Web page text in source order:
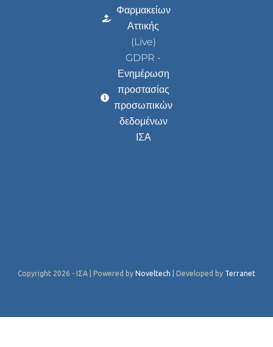
Φαρμακείων
Αττικής
(Live)
GDPR -
Ενημέρωση
προστασίας
προσωπικών
δεδομένων
ΙΣΑ
Copyright 2026 - ΙΣΑ | Powered by Noveltech | Developed by Terranet